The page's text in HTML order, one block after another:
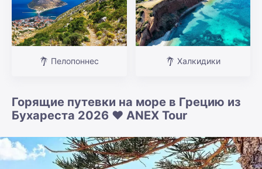
Пелопоннес Халкидики
Горящие путевки на море в Грецию из
Бухареста 2026 ❤️ ANEX Tour